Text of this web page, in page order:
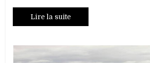
Lire la suite